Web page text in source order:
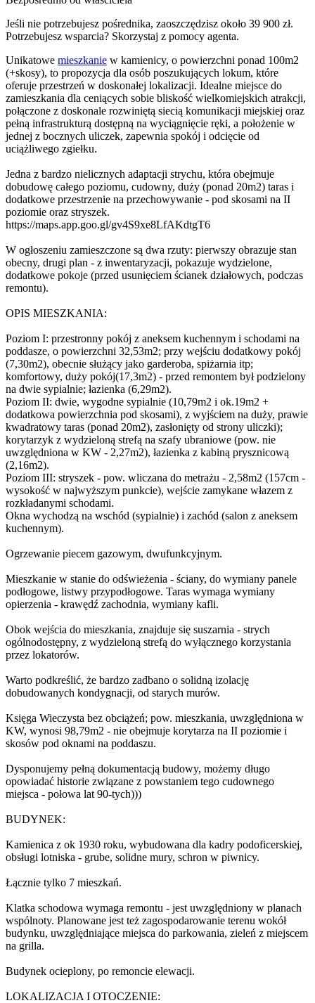
Jeśli nie potrzebujesz pośrednika, zaoszczędzisz około 39 900 zł.
Potrzebujesz wsparcia? Skorzystaj z pomocy agenta.
Unikatowe mieszkanie w kamienicy, o powierzchni ponad 100m2
(+skosy), to propozycja dla osób poszukujących lokum, które
oferuje przestrzeń w doskonałej lokalizacji. Idealne miejsce do
zamieszkania dla ceniących sobie bliskość wielkomiejskich atrakcji,
połączone z doskonale rozwiniętą siecią komunikacji miejskiej oraz
pełną infrastrukturą dostępną na wyciągnięcie ręki, a położenie w
jednej z bocznych uliczek, zapewnia spokój i odcięcie od
uciążliwego zgiełku.
Jedna z bardzo nielicznych adaptacji strychu, która obejmuje
dobudowę całego poziomu, cudowny, duży (ponad 20m2) taras i
dodatkowe przestrzenie na przechowywanie - pod skosami na II
poziomie oraz stryszek.
https://maps.app.goo.gl/gv4S9xe8LfAKdtgT6
W ogłoszeniu zamieszczone są dwa rzuty: pierwszy obrazuje stan
obecny, drugi plan - z inwentaryzacji, pokazuje wydzielone,
dodatkowe pokoje (przed usunięciem ścianek działowych, podczas
remontu).
OPIS MIESZKANIA:
Poziom I: przestronny pokój z aneksem kuchennym i schodami na
poddasze, o powierzchni 32,53m2; przy wejściu dodatkowy pokój
(7,30m2), obecnie służący jako garderoba, spiżarnia itp;
komfortowy, duży pokój(17,3m2) - przed remontem był podzielony
na dwie sypialnie; łazienka (6,29m2).
Poziom II: dwie, wygodne sypialnie (10,79m2 i ok.19m2 +
dodatkowa powierzchnia pod skosami), z wyjściem na duży, prawie
kwadratowy taras (ponad 20m2), zasłonięty od strony uliczki);
korytarzyk z wydzieloną strefą na szafy ubraniowe (pow. nie
uwzględniona w KW - 2,27m2), łazienka z kabiną prysznicową
(2,16m2).
Poziom III: stryszek - pow. wliczana do metrażu - 2,58m2 (157cm -
wysokość w najwyższym punkcie), wejście zamykane włazem z
rozkładanymi schodami.
Okna wychodzą na wschód (sypialnie) i zachód (salon z aneksem
kuchennym).
Ogrzewanie piecem gazowym, dwufunkcyjnym.
Mieszkanie w stanie do odświeżenia - ściany, do wymiany panele
podłogowe, listwy przypodłogowe. Taras wymaga wymiany
opierzenia - krawędź zachodnia, wymiany kafli.
Obok wejścia do mieszkania, znajduje się suszarnia - strych
ogólnodostępny, z wydzieloną strefą do wyłącznego korzystania
przez lokatorów.
Warto podkreślić, że bardzo zadbano o solidną izolację
dobudowanych kondygnacji, od starych murów.
Księga Wieczysta bez obciążeń; pow. mieszkania, uwzględniona w
KW, wynosi 98,79m2 - nie obejmuje korytarza na II poziomie i
skosów pod oknami na poddaszu.
Dysponujemy pełną dokumentacją budowy, możemy długo
opowiadać historie związane z powstaniem tego cudownego
miejsca - połowa lat 90-tych)))
BUDYNEK:
Kamienica z ok 1930 roku, wybudowana dla kadry podoficerskiej,
obsługi lotniska - grube, solidne mury, schron w piwnicy.
Łącznie tylko 7 mieszkań.
Klatka schodowa wymaga remontu - jest uwzględniony w planach
wspólnoty. Planowane jest też zagospodarowanie terenu wokół
budynku, uwzględniające miejsca do parkowania, zieleń z miejscem
na grilla.
Budynek ocieplony, po remoncie elewacji.
LOKALIZACJA I OTOCZENIE: